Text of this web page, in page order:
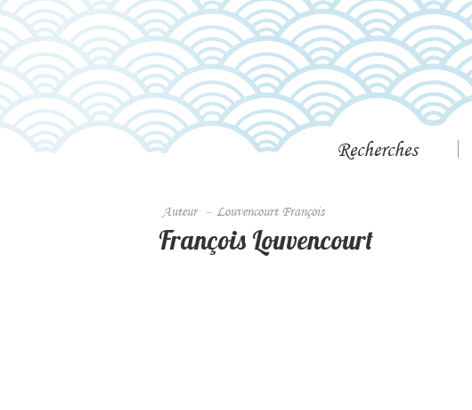
Recherches
Auteur – Louvencourt François
François Louvencourt